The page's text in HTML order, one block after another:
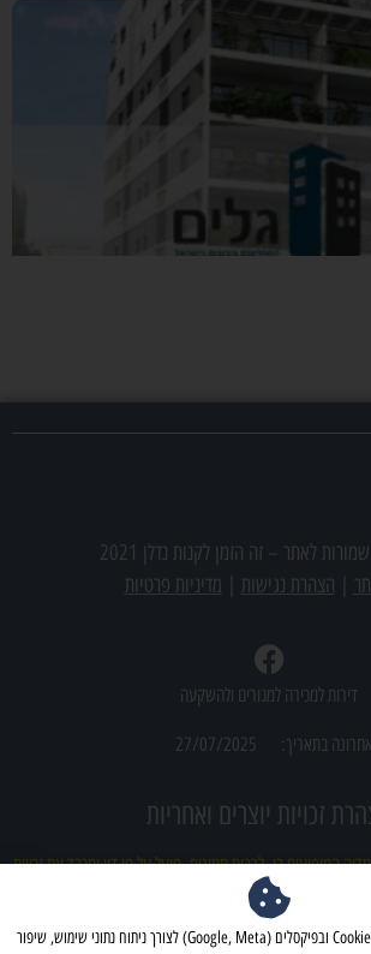
שמורות לאתר –זה הזמן לקנות נדלן 2021
הצהרת נגישות מדיניות פרטיות
דירות למכירה למגורים ולהשקעה
בתאריך: 27/07/2025
זכויות יוצרים ואחריות
המופיעים בו, לרבות תמונות, פועל על פי דין ומכבד את זכויות
מובהר כי ייתכן ובטעות עלה לאתר תוכן (לרבות תמונות)
של זכויות יוצרים. מובהר ומוסכם כי למפעילי האתר לא תהיה כל
אתר זה עושה שימוש בקובצי Cookies ובפיקסלים (Google, Meta) לצורך ניתוח נתוני שימוש, שיפור